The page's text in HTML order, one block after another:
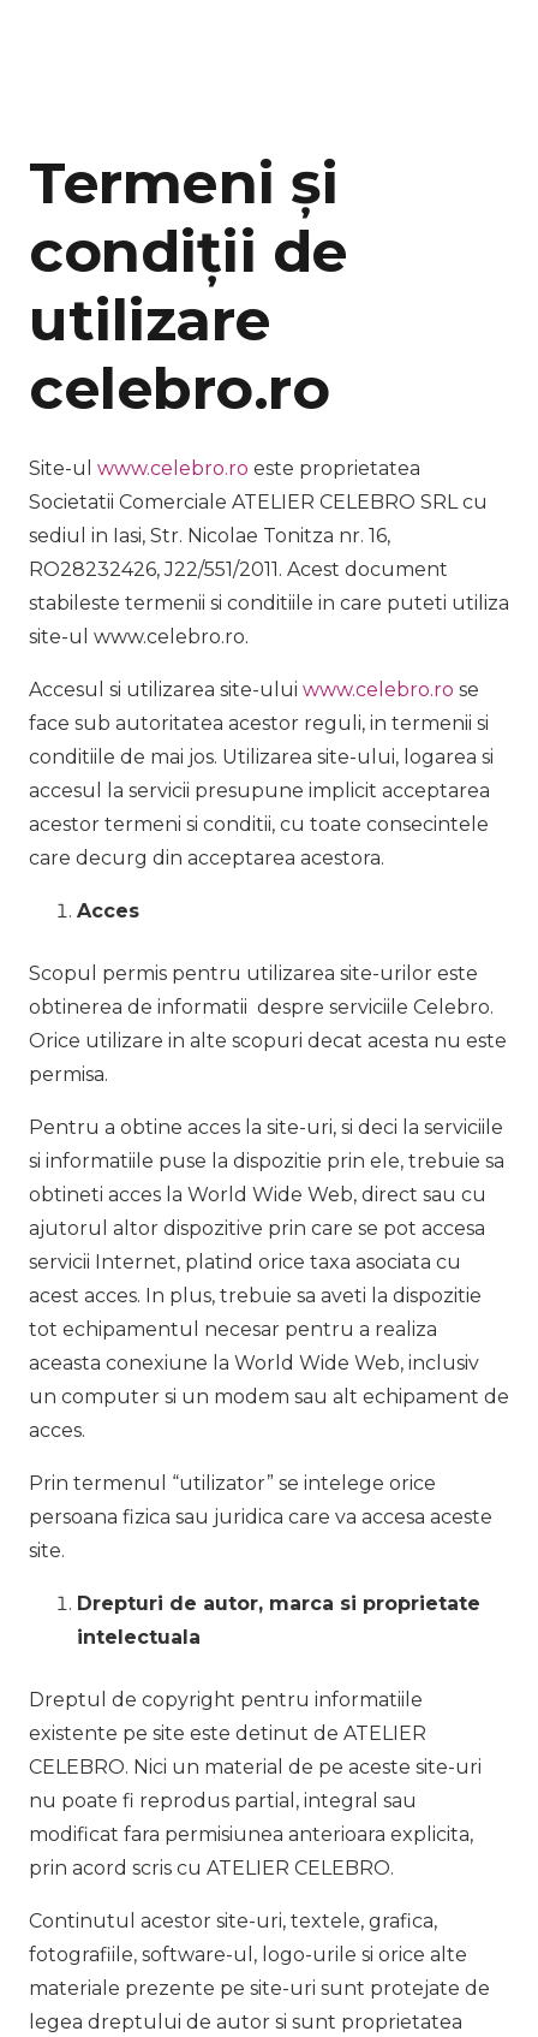
Termeni și
condiții de
utilizare
celebro.ro
Site-ul www.celebro.ro este proprietatea
Societatii Comerciale ATELIER CELEBRO SRL cu
sediul in Iasi, Str. Nicolae Tonitza nr. 16,
RO28232426, J22/551/2011. Acest document
stabileste termenii si conditiile in care puteti utiliza
site-ul www.celebro.ro.
Accesul si utilizarea site-ului www.celebro.ro se
face sub autoritatea acestor reguli, in termenii si
conditiile de mai jos. Utilizarea site-ului, logarea si
accesul la servicii presupune implicit acceptarea
acestor termeni si conditii, cu toate consecintele
care decurg din acceptarea acestora.
Acces
Scopul permis pentru utilizarea site-urilor este
obtinerea de informatii despre serviciile Celebro.
Orice utilizare in alte scopuri decat acesta nu este
permisa.
Pentru a obtine acces la site-uri, si deci la serviciile
si informatiile puse la dispozitie prin ele, trebuie sa
obtineti acces la World Wide Web, direct sau cu
ajutorul altor dispozitive prin care se pot accesa
servicii Internet, platind orice taxa asociata cu
acest acces. In plus, trebuie sa aveti la dispozitie
tot echipamentul necesar pentru a realiza
aceasta conexiune la World Wide Web, inclusiv
un computer si un modem sau alt echipament de
acces.
Prin termenul “utilizator” se intelege orice
persoana fizica sau juridica care va accesa aceste
site.
Drepturi de autor, marca si proprietate
intelectuala
Dreptul de copyright pentru informatiile
existente pe site este detinut de ATELIER
CELEBRO. Nici un material de pe aceste site-uri
nu poate fi reprodus partial, integral sau
modificat fara permisiunea anterioara explicita,
prin acord scris cu ATELIER CELEBRO.
Continutul acestor site-uri, textele, grafica,
fotografiile, software-ul, logo-urile si orice alte
materiale prezente pe site-uri sunt protejate de
legea dreptului de autor si sunt proprietatea